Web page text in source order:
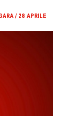
/ 28 APRILE